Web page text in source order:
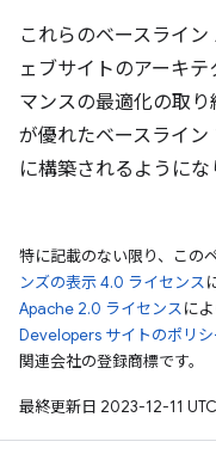
これらのベースライ
ェブサイトのアーキ
マンスの最適化の取
が優れたベースライ
に構築されるようにな
特に記載のない限り、この
ンズの表示 4.0 ライセンス
Apache 2.0 ライセンスに
Developers サイトのポリシ
関連会社の登録商標です。
最終更新日 2023-12-11 UTC